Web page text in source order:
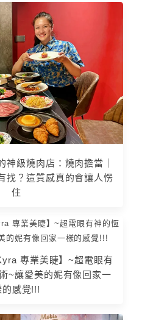
神級燒肉店：燒肉擔當｜
找？這質感真的會讓人愣
住
專業美睫】~超電眼有
~讓愛美的妮有像回家一
的感覺!!!